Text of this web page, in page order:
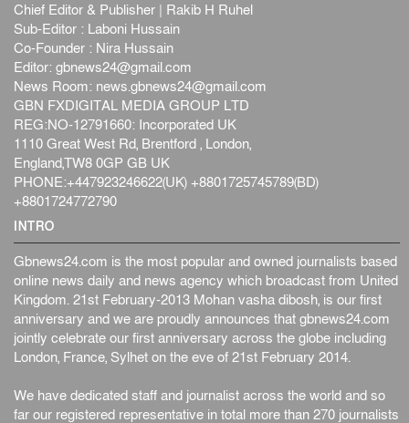
Chief Editor & Publisher | Rakib H Ruhel
Sub-Editor : Laboni Hussain
Co-Founder : Nira Hussain
Editor: gbnews24@gmail.com
News Room: news.gbnews24@gmail.com
GBN FXDIGITAL MEDIA GROUP LTD
REG:NO-12791660: Incorporated UK
1110 Great West Rd, Brentford , London,
England,TW8 0GP GB UK
PHONE:+447923246622(UK) +8801725745789(BD)
+8801724772790
INTRO
Gbnews24.com is the most popular and owned journalists based
online news daily and news agency which broadcast from United
Kingdom. 21st February-2013 Mohan vasha dibosh, is our first
anniversary and we are proudly announces that gbnews24.com
jointly celebrate our first anniversary across the globe including
London, France, Sylhet on the eve of 21st February 2014.
We have dedicated staff and journalist across the world and so
far our registered representative in total more than 270 journalists